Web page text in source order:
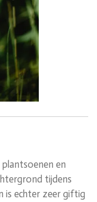
en
tijdens
is echter zeer giftig